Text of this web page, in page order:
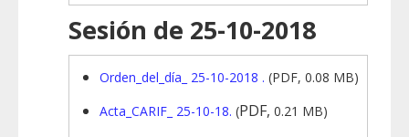
Sesión de 25-10-2018
Orden_del_día_ 25-10-2018 . (PDF, 0.08 MB)
Acta_CARIF_ 25-10-18. (PDF, 0.21 MB)